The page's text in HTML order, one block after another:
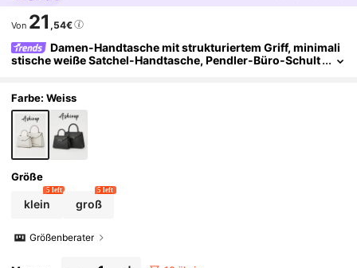
Von 21 ,54€
Damen-Handtasche mit strukturiertem Griff, minimali
stische weiße Satchel-Handtasche, Pendler-Büro-Schult
Farbe: Weiss
Größe
klein
5 left
groß
5 left
Größenberater